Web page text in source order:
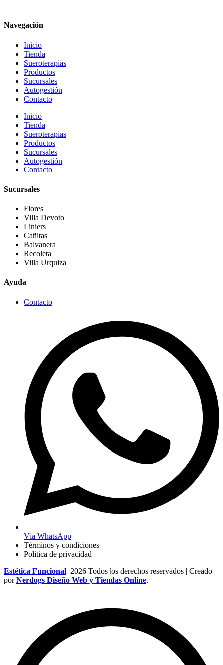
Navegación
Inicio
Tienda
Sueroterapias
Productos
Sucursales
Autogestión
Contacto
Inicio
Tienda
Sueroterapias
Productos
Sucursales
Autogestión
Contacto
Sucursales
Flores
Villa Devoto
Liniers
Cañitas
Balvanera
Recoleta
Villa Urquiza
Ayuda
Contacto
Vía WhatsApp
Términos y condiciones
Politica de privacidad
Estética Funcional 2026 Todos los derechos reservados | Creado
porNerdogs Diseño Web y Tiendas Online.